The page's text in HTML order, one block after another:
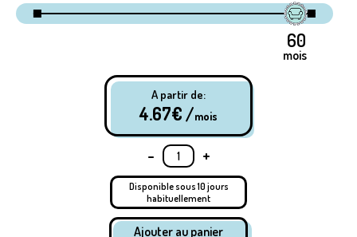
mois
A partir de:
4.67€ /mois
- +
Disponible sous 10 jours
habituellement